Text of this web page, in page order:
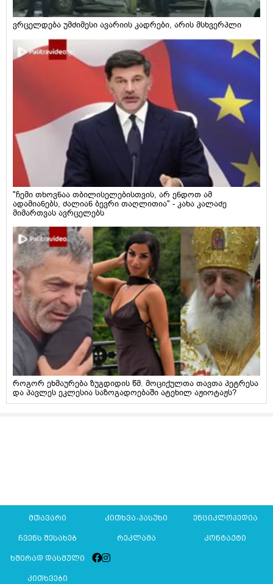
ვრცელდება უმძიმესი ავარიის კადრები, არის მსხვერპლი
"ჩემი თხოვნაა თბილისელებისთვის, არ ენდოთ ამ
ადამიანებს, ძალიან ბევრი თაღლითია" - კახა კალაძე
მიმართვას ავრცელებს
როგორ ეხმაურება ზუგდიდის წმ. მოციქულთა თავთა პეტრესა
და პავლეს ეკლესია საზოგადოებაში ატეხილ აჟიოტაჟს?
მთავარი კითხვა-პასუხი ენციკლოპედია
ჩვენს შესახებ რეკლამა კონტაქტი
ხშირად დასმული
კითხვები